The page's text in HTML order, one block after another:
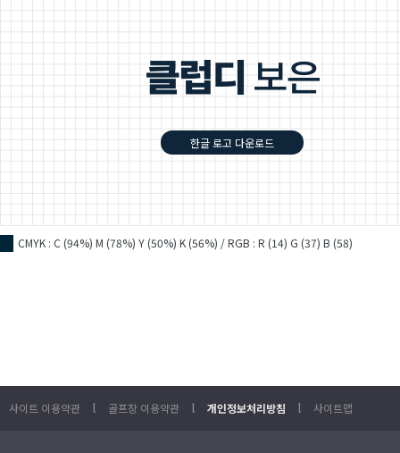
한글 로고 다운로드
CMYK : C (94%) M (78%) Y (50%) K (56%) / RGB : R (14) G (37) B (58)
사이트 이용약관 l 골프장 이용약관 l 개인정보처리방침 l 사이트맵